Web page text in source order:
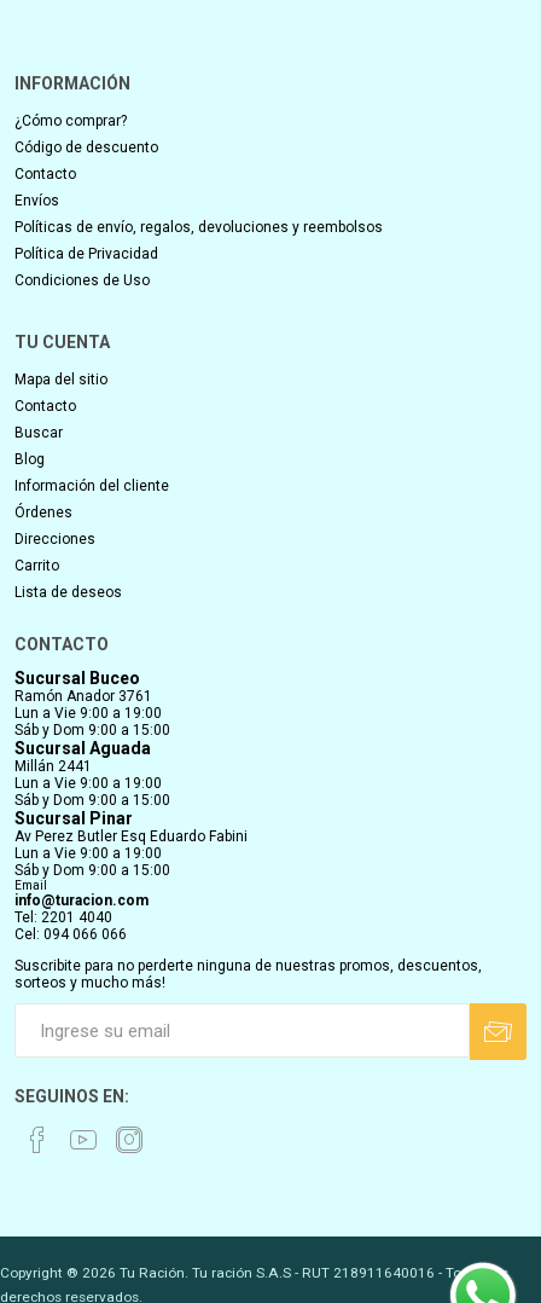
INFORMACIÓN
¿Cómo comprar?
Código de descuento
Contacto
Envíos
Políticas de envío, regalos, devoluciones y reembolsos
Política de Privacidad
Condiciones de Uso
TU CUENTA
Mapa del sitio
Contacto
Buscar
Blog
Información del cliente
Órdenes
Direcciones
Carrito
Lista de deseos
CONTACTO
Sucursal Buceo
Ramón Anador 3761
Lun a Vie 9:00 a 19:00
Sáb y Dom 9:00 a 15:00
Sucursal Aguada
Millán 2441
Lun a Vie 9:00 a 19:00
Sáb y Dom 9:00 a 15:00
Sucursal Pinar
Av Perez Butler Esq Eduardo Fabini
Lun a Vie 9:00 a 19:00
Sáb y Dom 9:00 a 15:00
Email
info@turacion.com
Tel: 2201 4040
Cel: 094 066 066
Suscribite para no perderte ninguna de nuestras promos, descuentos,
sorteos y mucho más!
SEGUINOS EN:
Copyright ® 2026 Tu Ración. Tu ración S.A.S - RUT 218911640016 - Todos los
derechos reservados.